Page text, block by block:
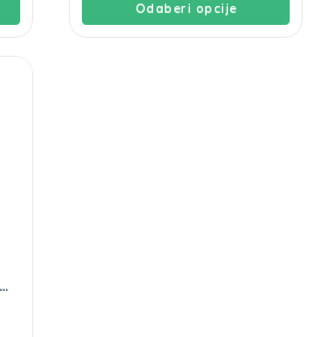
Odaberi opcije